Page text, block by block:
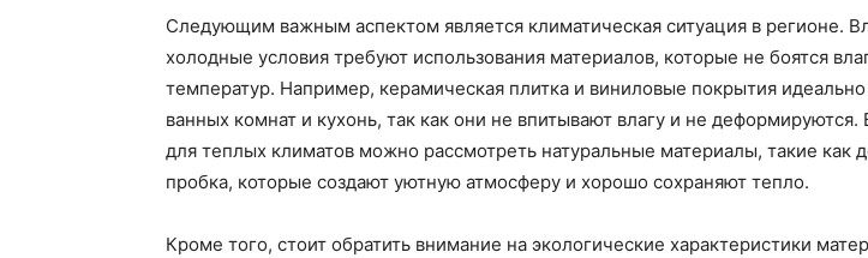
Следующим важным аспектом является климатическая ситуация в регионе.
холодные условия требуют использования материалов, которые не боятся
температур. Например, керамическая плитка и виниловые покрытия
ванных комнат и кухонь, так как они не впитывают влагу и не
для теплых климатов можно рассмотреть натуральные материалы, такие как
пробка, которые создают уютную атмосферу и хорошо сохраняют тепло.
Кроме того, стоит обратить внимание на экологические характеристики